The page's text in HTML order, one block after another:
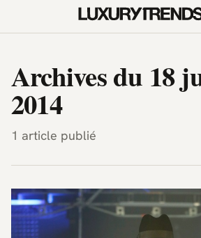
Archives du 18
2014
1 article publié